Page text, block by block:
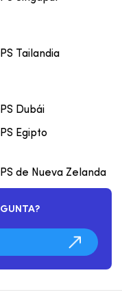
Tailandia
Dubái
Egipto
de Nueva Zelanda